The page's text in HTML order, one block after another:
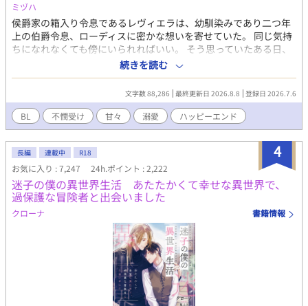
ミヅハ
侯爵家の箱入り令息であるレヴィエラは、幼馴染みであり二つ年
上の伯爵令息、ローディスに密かな想いを寄せていた。 同じ気持
ちになれなくても傍にいられればいい。 そう思っていたある日、
まさかのローディスからプロポーズされ、レヴィエラは一も二も
なく頷いた。 晴れて迎えた結婚式。これからは正式にローディス
と一緒にいられると幸せな気持ちで伯爵家に赴いたレヴィエラ
は、ローディスの恋人と名乗る者に追い出され、敷地の隅にある
小屋に押し込まれる。 悲しみを抱きながらも、持ち前の明るさと
前向きさでどうにか生活していくことにしたレヴィエラだった
が、ある日小屋の裏で怪我をした騎士を見つけ介抱することに。
手探りではありつつも、自分に出来る精一杯で手当てをし、ただ
ただ元気になって欲しいと寝る間も惜しんで看病をした。 それが
自分の運命を大きく変えることになるとも知らず―――。 怪我を
負った美形騎士（攻）×頑張り屋の箱入り令息（受） ※印は性的
描写あり
続きを読む
文字数 88,286 最終更新日 2026.8.8 登録日 2026.7.6
BL 不憫受け 甘々 溺愛 ハッピーエンド
4
長編 連載中 R18
お気に入り : 7,247 24h.ポイント : 2,222
迷子の僕の異世界生活 あたたかくて幸せな異世界で、
過保護な冒険者と出会いました
クローナ 書籍情報